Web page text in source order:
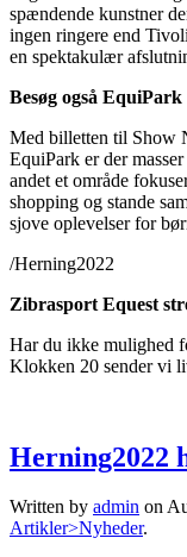
spændende kunstner
ingen ringere end
en spektakulær
Besøg også EquiPark
Med billetten til Show
EquiPark er der
andet et område
shopping og stande
sjove oplevelser for
/Herning2022
Zibrasport Equest
Har du ikke mulighed
Klokken 20 sender vi
Herning2022
Written by admin on
Artikler>Nyheder.